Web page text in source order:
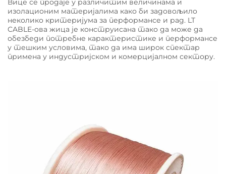
Вице се продаје у различитим величинама и
изолационим материјалима како би задовољило
неколико критеријума за перформансе и рад. LT
CABLE-ова жица је конструисана тако да може да
обезбеди потребне карактеристике и перформансе
у тешким условима, тако да има широк спектар
примена у индустријском и комерцијалном сектору.